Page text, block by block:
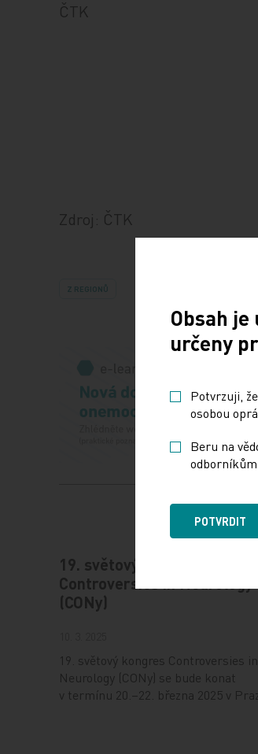
ČTK
Zdroj: ČTK
Z REGIONŮ
19. světový kongres
Controversies in Neurology
(CONy)
19. světový kongres Controversies in
Neurology (CONy) se bude konat
v termínu 20.–22. března 2025 v
Obsah
určeny
Potvrzuji,
osobou
Beru na
POTVRDIT